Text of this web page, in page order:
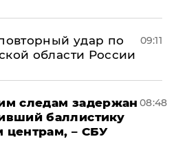
удар по
области России
09:11
следам задержан
баллистику
центрам, – СБУ
08:48